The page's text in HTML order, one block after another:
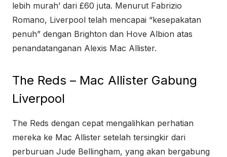
lebih murah’ dari £60 juta. Menurut Fabrizio
Romano, Liverpool telah mencapai “kesepakatan
penuh” dengan Brighton dan Hove Albion atas
penandatanganan Alexis Mac Allister.
The Reds – Mac Allister Gabung
Liverpool
The Reds dengan cepat mengalihkan perhatian
mereka ke Mac Allister setelah tersingkir dari
perburuan Jude Bellingham, yang akan bergabung